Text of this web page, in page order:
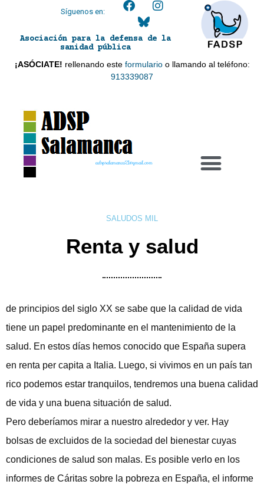
Síguenos en:
Asociación para la defensa de la
sanidad pública
¡ASÓCIATE! rellenando este formularioo llamando al teléfono:
913339087
adspsalamanca21@gmail.com
SALUDOS MIL
Renta y salud
de principios del siglo XX se sabe que la calidad de vida
tiene un papel predominante en el mantenimiento de la
salud. En estos días hemos conocido que España supera
en renta per capita a Italia. Luego, si vivimos en un país tan
rico podemos estar tranquilos, tendremos una buena calidad
de vida y una buena situación de salud.
Pero deberíamos mirar a nuestro alrededor y ver. Hay
bolsas de excluidos de la sociedad del bienestar cuyas
condiciones de salud son malas. Es posible verlo en los
informes de Cáritas sobre la pobreza en España, el informe